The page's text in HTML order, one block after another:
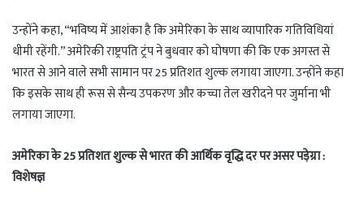
उन्होंने कहा, “भविष्य में आशंका है कि अमेरिका के साथ व्यापारिक गतिविधियां
धीमी रहेंगी.” अमेरिकी राष्ट्रपति ट्रंप ने बुधवार को घोषणा की कि एक अगस्त से
भारत से आने वाले सभी सामान पर 25 प्रतिशत शुल्क लगाया जाएगा. उन्होंने कहा
कि इसके साथ ही रूस से सैन्य उपकरण और कच्चा तेल खरीदने पर जुर्माना भी
लगाया जाएगा.
अमेरिका के 25 प्रतिशत शुल्क से भारत की आर्थिक वृद्धि दर पर असर पड़ेग्रा :
विशेषज्ञ